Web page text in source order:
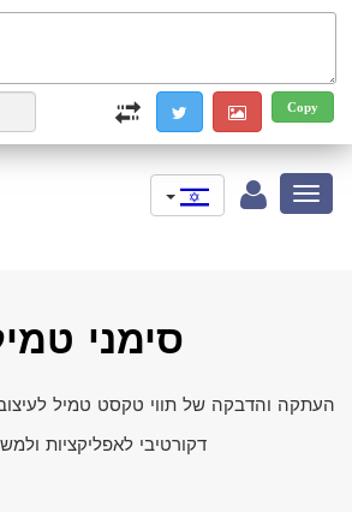
Toggle
navigation
סימני
העתקה והדבקה של תווי טקסט טמיל
דקורטיבי לאפליקציות